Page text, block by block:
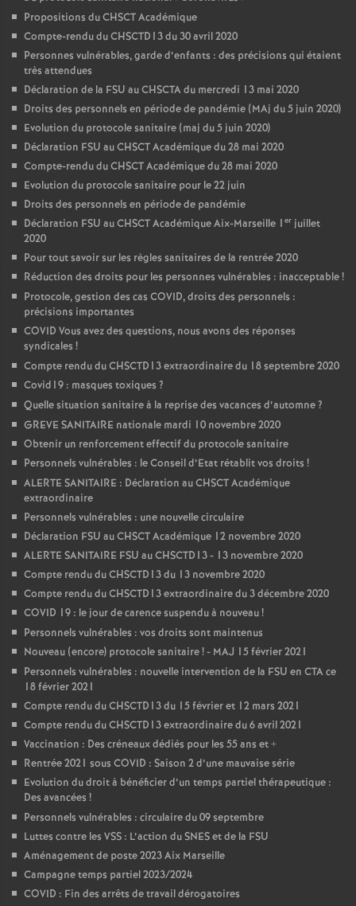
Propositions du CHSCT Académique
Compte-rendu du CHSCTD13 du 30 avril 2020
Personnes vulnérables, garde d’enfants : des précisions qui étaient
très attendues
Déclaration de la FSU au CHSCTA du mercredi 13 mai 2020
Droits des personnels en période de pandémie (MAj du 5 juin 2020)
Evolution du protocole sanitaire (maj du 5 juin 2020)
Déclaration FSU au CHSCT Académique du 28 mai 2020
Compte-rendu du CHSCT Académique du 28 mai 2020
Evolution du protocole sanitaire pour le 22 juin
Droits des personnels en période de pandémie
Déclaration FSU au CHSCT Académique Aix-Marseille 1 er juillet
2020
Pour tout savoir sur les règles sanitaires de la rentrée 2020
Réduction des droits pour les personnes vulnérables : inacceptable!
Protocole, gestion des cas COVID, droits des personnels :
précisions importantes
COVID Vous avez des questions, nous avons des réponses
syndicales !
Compte rendu du CHSCTD13 extraordinaire du 18 septembre 2020
Covid19 : masques toxiques ?
Quelle situation sanitaire à la reprise des vacances d’automne?
GREVE SANITAIRE nationale mardi 10 novembre 2020
Obtenir un renforcement effectif du protocole sanitaire
Personnels vulnérables : le Conseil d’Etat rétablit vos droits !
ALERTE SANITAIRE : Déclaration au CHSCT Académique
extraordinaire
Personnels vulnérables : une nouvelle circulaire
Déclaration FSU au CHSCT Académique 12 novembre 2020
ALERTE SANITAIRE FSU au CHSCTD13 - 13 novembre 2020
Compte rendu du CHSCTD13 du 13 novembre 2020
Compte rendu du CHSCTD13 extraordinaire du 3 décembre 2020
COVID 19 : le jour de carence suspendu à nouveau!
Personnels vulnérables : vos droits sont maintenus
Nouveau (encore) protocole sanitaire! - MAJ 15 février 2021
Personnels vulnérables : nouvelle intervention de la FSU en CTA ce
18 février 2021
Compte rendu du CHSCTD13 du 15 février et 12 mars 2021
Compte rendu du CHSCTD13 extraordinaire du 6 avril 2021
Vaccination : Des créneaux dédiés pour les 55 ans et +
Rentrée 2021 sous COVID : Saison 2 d’une mauvaise série
Evolution du droit à bénéficier d’un temps partiel thérapeutique :
Des avancées !
Personnels vulnérables : circulaire du 09 septembre
Luttes contre les VSS : L’action du SNES et de la FSU
Aménagement de poste 2023 Aix Marseille
Campagne temps partiel 2023/2024
COVID : Fin des arrêts de travail dérogatoires